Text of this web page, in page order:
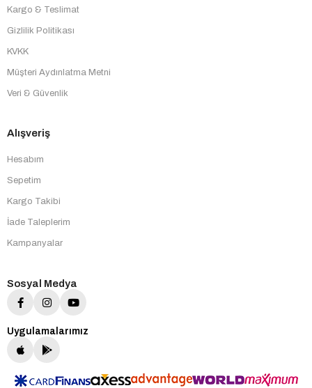
Kargo & Teslimat
Gizlilik Politikası
KVKK
Müşteri Aydınlatma Metni
Veri & Güvenlik
Alışveriş
Hesabım
Sepetim
Kargo Takibi
İade Taleplerim
Kampanyalar
Sosyal Medya
Uygulamalarımız